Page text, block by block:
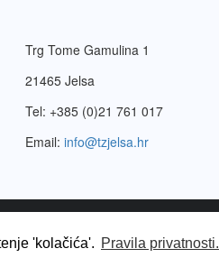
'kolačića'. Pravila privatnosti.
Trg Tome Gamulina 1
21465 Jelsa
Tel: +385 (0)21 761 017
Email: info@tzjelsa.hr
Pravila privatnosti.